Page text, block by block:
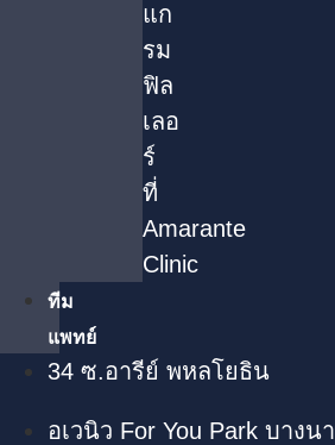
แก
รม
ฟิล
เลอ
ร์
ที่
Amarante
Clinic
ทีม
แพทย์
34 ซ.อารีย์ พหลโยธิน
อเวนิว For You Park บางนา